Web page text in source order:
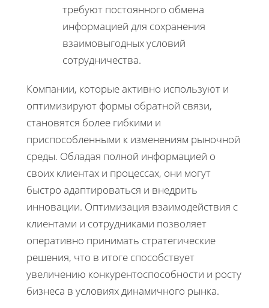
требуют постоянного обмена
информацией для сохранения
взаимовыгодных условий
сотрудничества.
Компании, которые активно используют и
оптимизируют формы обратной связи,
становятся более гибкими и
приспособленными к изменениям рыночной
среды. Обладая полной информацией о
своих клиентах и процессах, они могут
быстро адаптироваться и внедрить
инновации. Оптимизация взаимодействия с
клиентами и сотрудниками позволяет
оперативно принимать стратегические
решения, что в итоге способствует
увеличению конкурентоспособности и росту
бизнеса в условиях динамичного рынка.